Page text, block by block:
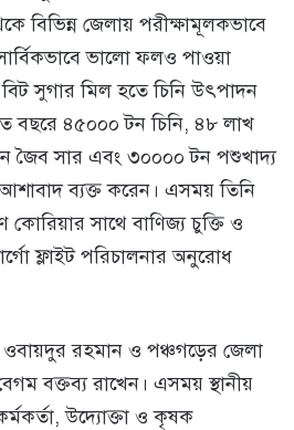
বিভিন্ন জেলায় পরীক্ষামূলকভাবে
ভালো ফলও পাওয়া
সুগার মিল হতে চিনি উৎপাদন
বছরে ৪৫০০০ টন চিনি, ৪৮ লাখ
জৈব সার এবং ৩০০০০ টন পশুখাদ্য
ব্যক্ত করেন। এসময় তিনি
কোরিয়ার সাথে বাণিজ্য চুক্তি ও
ফ্লাইট পরিচালনার অনুরোধ
ওবায়দুর রহমান ও পঞ্চগড়ের জেলা
বক্তব্য রাখেন। এসময় স্থানীয়
উদ্যোক্তা ও কৃষক